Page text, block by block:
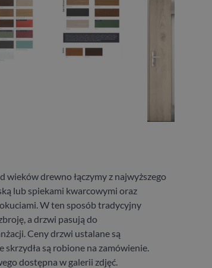
wieków drewno łączymy z najwyższego
lub spiekami kwarcowymi oraz
W ten sposób tradycyjny
a drzwi pasują do
Ceny drzwi ustalane są
są robione na zamówienie.
dostępna w galerii zdjęć.